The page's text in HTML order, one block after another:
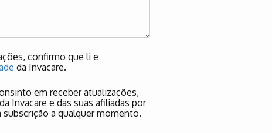
confirmo que li e
da Invacare.
em receber atualizações,
Invacare e das suas afiliadas por
a qualquer momento.